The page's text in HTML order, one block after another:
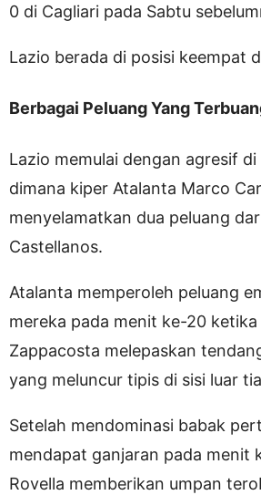
0 di Cagliari pada Sabtu
Lazio berada di posisi keempat
Berbagai Peluang Yang
Lazio memulai dengan agresif
dimana kiper Atalanta Marco
menyelamatkan dua peluang
Castellanos.
Atalanta memperoleh peluang
mereka pada menit ke-20 ketika
Zappacosta melepaskan
yang meluncur tipis di sisi luar
Setelah mendominasi babak
mendapat ganjaran pada menit
Rovella memberikan umpan